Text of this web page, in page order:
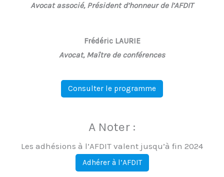
Avocat associé, Président d’honneur de l’AFDIT
Frédéric LAURIE
Avocat, Maître de conférences
Consulter le programme
A Noter :
Les adhésions à l’AFDIT valent jusqu’à fin 2024
Adhérer à l’AFDIT